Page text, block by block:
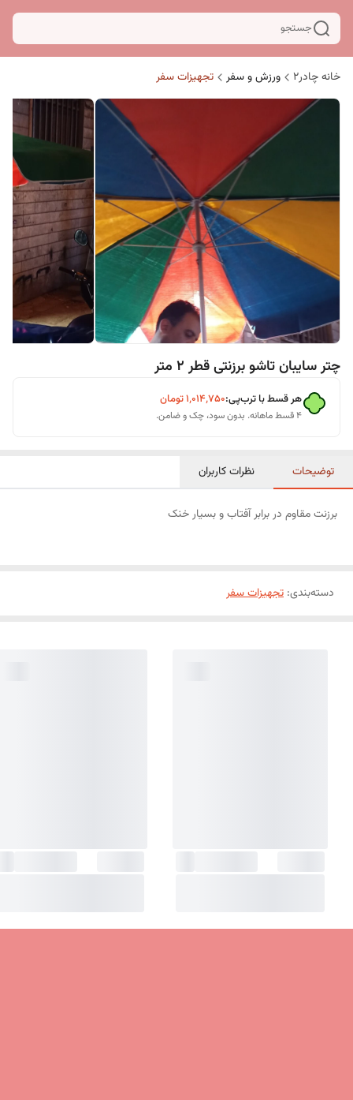
جستجو
خانه چادر۲ ورزش و سفر تجهیزات سفر
چتر سایبان تاشو برزنتی قطر 2 متر
هر قسط با ترب‌پی:۱٬۰۱۴٬۷۵۰تومان
۴ قسط ماهانه. بدون سود، چک و ضامن.
توضیحات نظرات کاربران
برزنت مقاوم در برابر آفتاب و بسیار خنک
دسته‌بندی: تجهیزات سفر